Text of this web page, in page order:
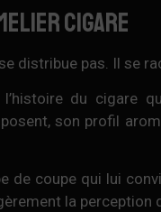
cigare
distribue pas. Il se
du cigare
son profil
de coupe qui lui
la perception